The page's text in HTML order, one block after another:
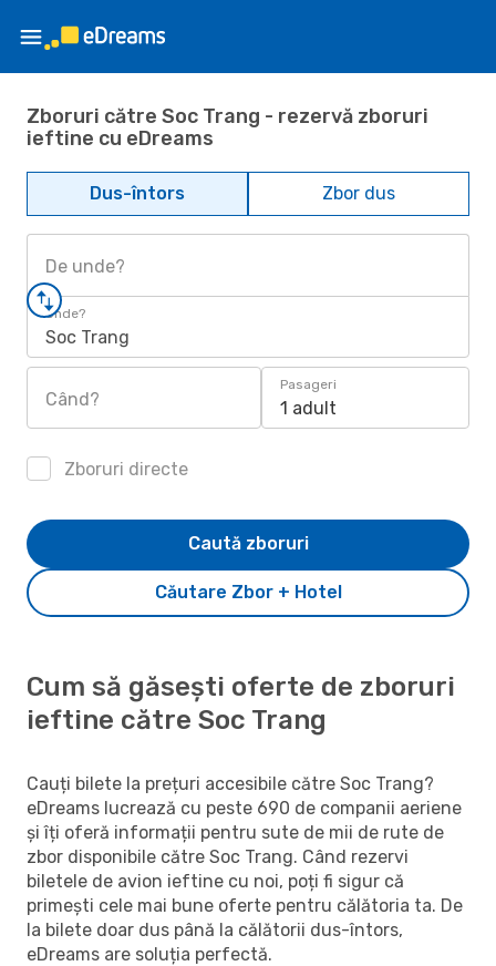
Zboruri către Soc Trang - rezervă zboruri
ieftine cu eDreams
Dus-întors Zbor dus
De unde?
Unde?
Soc Trang
Când?
Pasageri
1 adult
Zboruri directe
Căutare Zbor + Hotel
Caută zboruri
Cum să găsești oferte de zboruri
ieftine către Soc Trang
Cauți bilete la prețuri accesibile către Soc Trang?
eDreams lucrează cu peste 690 de companii aeriene
și îți oferă informații pentru sute de mii de rute de
zbor disponibile către Soc Trang. Când rezervi
biletele de avion ieftine cu noi, poți fi sigur că
primești cele mai bune oferte pentru călătoria ta. De
la bilete doar dus până la călătorii dus-întors,
eDreams are soluția perfectă.